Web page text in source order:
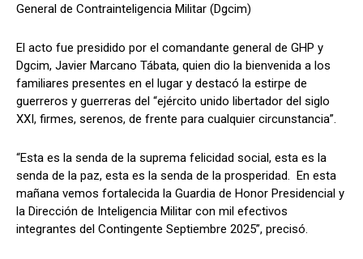
General de Contrainteligencia Militar (Dgcim)
El acto fue presidido por el comandante general de GHP y
Dgcim, Javier Marcano Tábata, quien dio la bienvenida a los
familiares presentes en el lugar y destacó la estirpe de
guerreros y guerreras del “ejército unido libertador del siglo
XXI, firmes, serenos, de frente para cualquier circunstancia”.
“Esta es la senda de la suprema felicidad social, esta es la
senda de la paz, esta es la senda de la prosperidad. En esta
mañana vemos fortalecida la Guardia de Honor Presidencial y
la Dirección de Inteligencia Militar con mil efectivos
integrantes del Contingente Septiembre 2025”, precisó.